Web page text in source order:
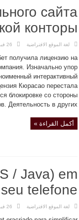
сайта
конторы
لغة الموقع الافتراضية 26 فبراير,2019
получила лицензию на
Изначально упор
интерактивный
Кюрасао перестала
блокировке со стороны
Деятельность в других ...
أكمل القراءة »
/ Java) em
seu telefone
لغة الموقع الافتراضية 26 فبراير,2019